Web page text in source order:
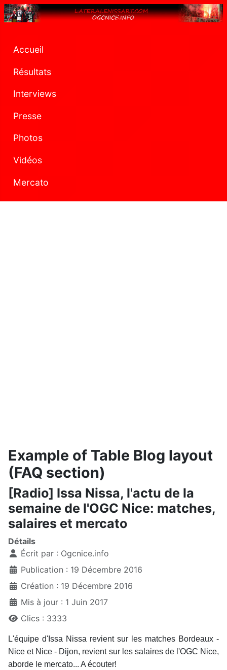
Accueil
Résultats
Interviews
Presse
Photos
Vidéos
Mercato
Example of Table Blog layout
(FAQ section)
[Radio] Issa Nissa, l'actu de la
semaine de l'OGC Nice: matches,
salaires et mercato
Détails
Écrit par : Ogcnice.info
Publication : 19 Décembre 2016
Création : 19 Décembre 2016
Mis à jour : 1 Juin 2017
Clics : 3333
L'équipe d'Issa Nissa revient sur les matches Bordeaux -
Nice et Nice - Dijon, revient sur les salaires de l'OGC Nice,
aborde le mercato... A écouter!